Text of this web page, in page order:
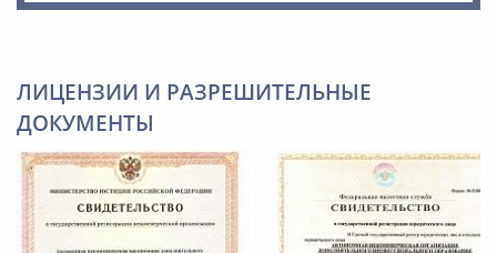
ЛИЦЕНЗИИ И РАЗРЕШИТЕЛЬНЫЕ
ДОКУМЕНТЫ